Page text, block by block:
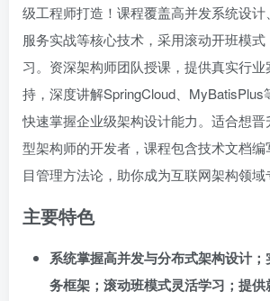
级工程师打造！课程覆盖高并发系统设
服务实战等核心技术，采用滚动开班模
习。资深架构师团队授课，提供真实行
持，深度讲解SpringCloud、MyBatisPlus
快速掌握企业级架构设计能力。适合想
型架构师的开发者，课程包含技术文档
目管理方法论，助你成为互联网架构领域
主要特色
系统掌握高并发与分布式架构设计
务框架；滚动班模式灵活学习；提